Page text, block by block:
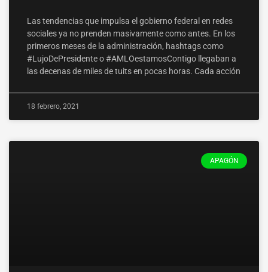
Las tendencias que impulsa el gobierno federal en redes
sociales ya no prenden masivamente como antes. En los
primeros meses de la administración, hashtags como
#LujoDePresidente o #AMLOestamosContigo llegaban a
las decenas de miles de tuits en pocas horas. Cada acción
18 febrero, 2021
APAGÓN